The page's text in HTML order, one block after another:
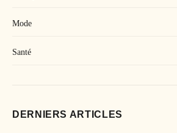
Mode
Santé
DERNIERS ARTICLES